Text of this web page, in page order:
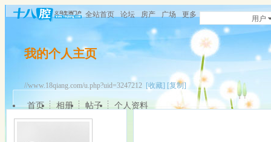
全站首页 论坛 房产 广场 更多 用户
我的个人主页
//www.18qiang.com/u.php?uid=3247212 [收藏] [复制]
首页 相册 帖子 个人资料